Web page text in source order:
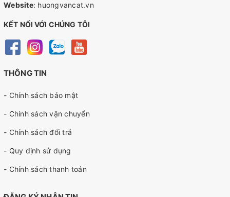
Website: huongvancat.vn
KẾT NỐI VỚI CHÚNG TÔI
THÔNG TIN
- Chính sách bảo mật
- Chính sách vận chuyển
- Chính sách đổi trả
- Quy định sử dụng
- Chính sách thanh toán